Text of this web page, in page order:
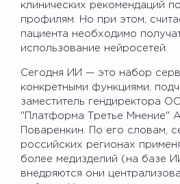
клинических рекомендаций
профилям. Но при этом,
пациента необходимо
использование нейросетей.
Сегодня ИИ — это набор
конкретными функциями,
заместитель гендиректора
"Платформа Третье Мнение"
Поваренкин. По его словам,
российских регионах
более медизделий (на базе
внедряются они